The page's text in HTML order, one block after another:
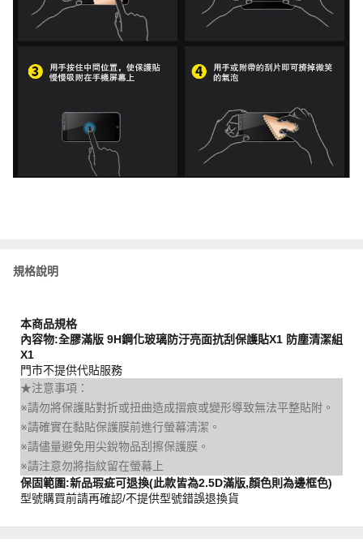
規格說明
本商品規格
內容物:全膠滿版 9H鋼化玻璃防汙亮面抗刮保護貼X1 防塵清潔組
X1
門市不提供代貼服務
★注意事項：
※請勿將保護貼對折或扭曲造成摺痕或變形導致無法平整貼附。
※請確實在黏貼保護膜前進行螢幕清潔。
※請儘量避免用尖銳物品刮擦保護膜。
※請注意勿將指紋留在螢幕上
保固範圍:新品瑕疵可退換(此款皆為2.5D滿版,顏色則為邊框色)
型號購買前請再確認/不提供型號錯誤退換貨